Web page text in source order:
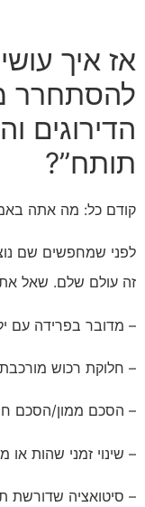
אז איך
להסתחרר
הדירוגים
תותח”?
קודם כל: מה אתה
לפני שמחפשים שם
זה עולם שלם. שאל
– מדובר בפרידה עם
– חלוקת רכוש
– הסכם ממון/הסכם
– שינוי זמני שהות או
– סיטואציה שדורשת